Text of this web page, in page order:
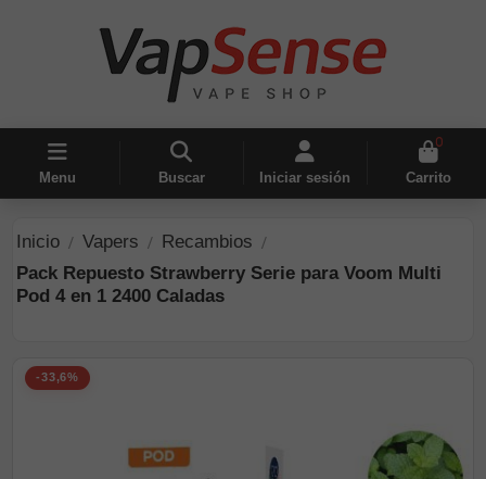
Menu Buscar Iniciar sesión
0
Carrito
Inicio Vapers
Recambios
Pack Repuesto Strawberry Serie para Voom Multi
Pod 4 en 1 2400 Caladas
-33,6%